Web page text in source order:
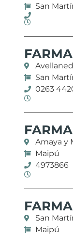
San
San
0263
Amaya y
Maipú
4973866
San
Maipú